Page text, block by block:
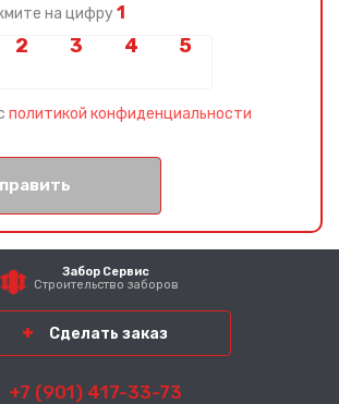
на цифру 1
политикой конфиденциальности
Забор Сервис
Строительство заборов
Сделать заказ
+7 (901) 417-33-73